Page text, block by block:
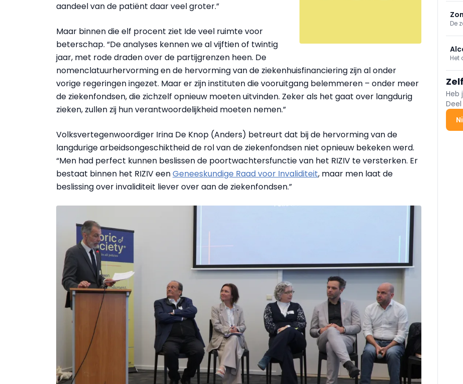
aandeel van de patiënt daar veel groter.”
Maar binnen die elf procent ziet Ide veel ruimte voor
beterschap. “De analyses kennen we al vijftien of twintig
jaar, met rode draden over de partijgrenzen heen. De
nomenclatuurhervorming en de hervorming van de ziekenhuisfinanciering zijn al onder
vorige regeringen ingezet. Maar er zijn instituten die vooruitgang belemmeren – onder meer
de ziekenfondsen, die zichzelf opnieuw moeten uitvinden. Zeker als het gaat over langdurig
zieken, zullen zij hun verantwoordelijkheid moeten nemen.”
Volksvertegenwoordiger Irina De Knop (Anders) betreurt dat bij de hervorming van de
langdurige arbeidsongeschiktheid de rol van de ziekenfondsen niet opnieuw bekeken werd.
“Men had perfect kunnen beslissen de poortwachtersfunctie van het RIZIV te versterken. Er
bestaat binnen het RIZIV eenGeneeskundige Raad voor Invaliditeit, maar men laat de
beslissing over invaliditeit liever over aan de ziekenfondsen.”
De
Het
Heb